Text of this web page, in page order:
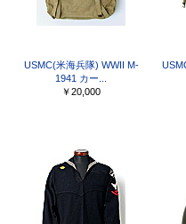
USMC(米海兵隊) WWII M-
1941 カー...
￥20,000